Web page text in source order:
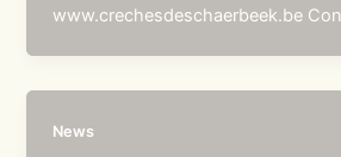
www.crechesdeschaerbeek.be
News